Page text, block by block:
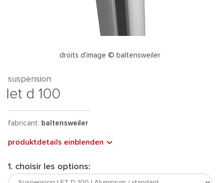
droits d'image © baltensweiler
suspension
let d 100
fabricant: baltensweiler
produktdetails einblenden
1. choisir les options: